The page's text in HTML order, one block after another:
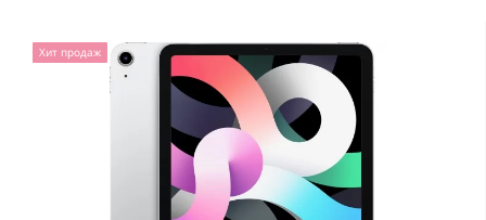
Хит продаж